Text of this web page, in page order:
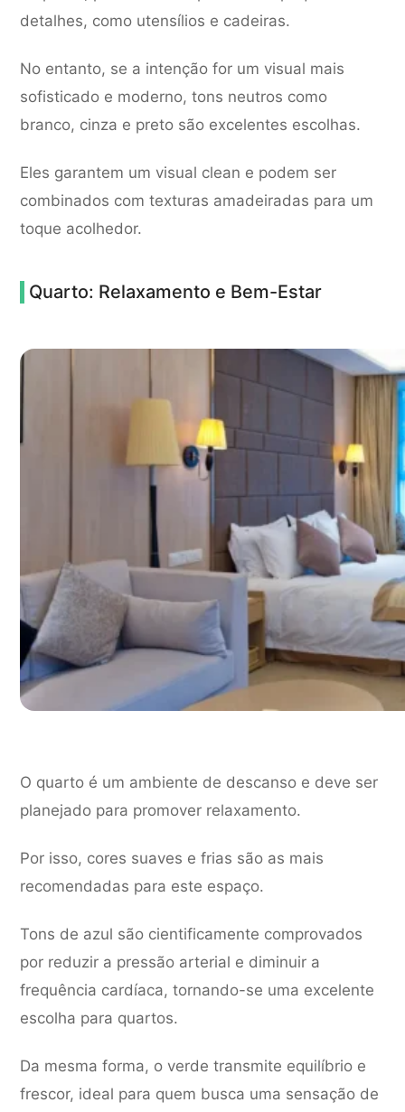
detalhes, como utensílios e cadeiras.
No entanto, se a intenção for um visual mais
sofisticado e moderno, tons neutros como
branco, cinza e preto são excelentes escolhas.
Eles garantem um visual clean e podem ser
combinados com texturas amadeiradas para um
toque acolhedor.
Quarto: Relaxamento e Bem-Estar
O quarto é um ambiente de descanso e deve ser
planejado para promover relaxamento.
Por isso, cores suaves e frias são as mais
recomendadas para este espaço.
Tons de azul são cientificamente comprovados
por reduzir a pressão arterial e diminuir a
frequência cardíaca, tornando-se uma excelente
escolha para quartos.
Da mesma forma, o verde transmite equilíbrio e
frescor, ideal para quem busca uma sensação de